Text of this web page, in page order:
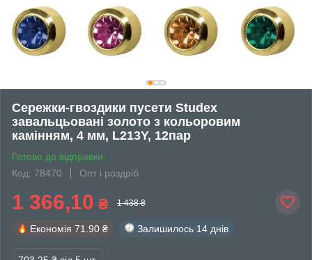
Сережки-гвоздики пусети Studex
завальцьовані золото з кольоровим
камінням, 4 мм, L213Y, 12пар
Готово до відправки
Код: 78470
Опт і роздріб
1 366,10 ₴ 1 438 ₴
Економія 71.90 ₴ Залишилось 14 днів